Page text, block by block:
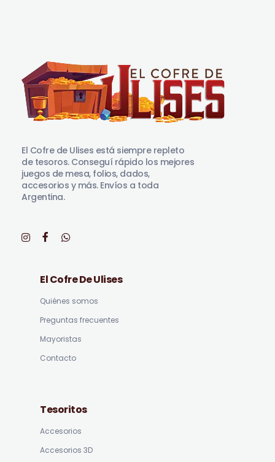
El Cofre de Ulises está siempre repleto
de tesoros. Conseguí rápido los mejores
juegos de mesa, folios, dados,
accesorios y más. Envíos a toda
Argentina.
El Cofre De Ulises
Quiénes somos
Preguntas frecuentes
Mayoristas
Contacto
Tesoritos
Accesorios
Accesorios 3D